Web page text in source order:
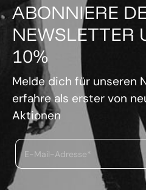
ABONNIERE
NEWSLETTER
10%
Melde dich für unseren
erfahre als erster von
Aktionen
E-Mail-Adresse*